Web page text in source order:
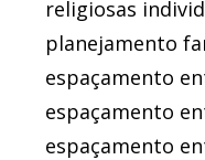
religiosas
planejamento
espaçamento
espaçamento
espaçamento